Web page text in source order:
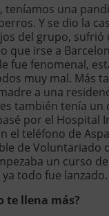
teníamos una
Y se dio la
del grupo, sufrió
que irse a
fue fenomenal,
muy mal. Más
a una
también tenía un
por el Hospital
el teléfono de
de Voluntariado
un curso
todo fue lanzado.
te llena más?